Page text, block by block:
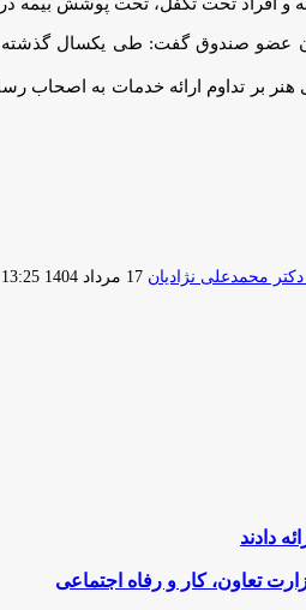
بر تداوم ارائه خدمات به اصحاب
محمدعلی نژادیان ارسال
17 مرداد 1404 13:25
دادند
تعاون، کار و رفاه اجتماعی